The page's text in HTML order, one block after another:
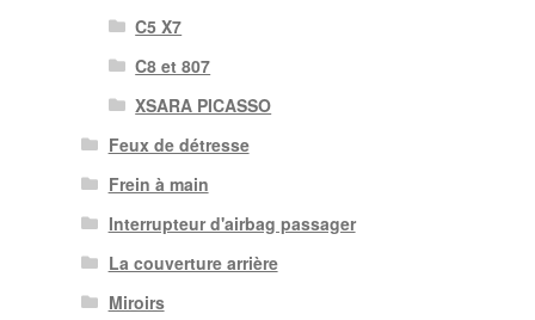
C5 X7
C8 et 807
XSARA PICASSO
Feux de détresse
Frein à main
Interrupteur d'airbag passager
La couverture arrière
Miroirs